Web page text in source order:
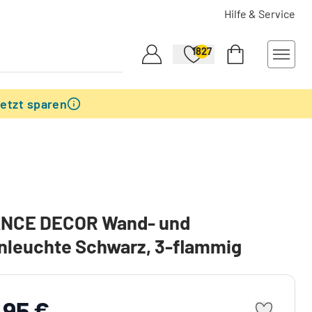
Hilfe & Service
1827
sparen
DECOR Wand- und
Schwarz, 3-flammig